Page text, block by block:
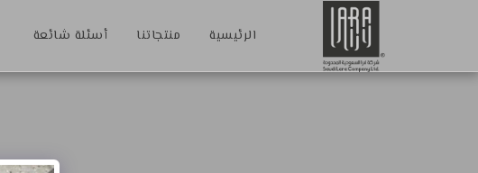
الرئيسية منتجاتنا أسئلة شائعة